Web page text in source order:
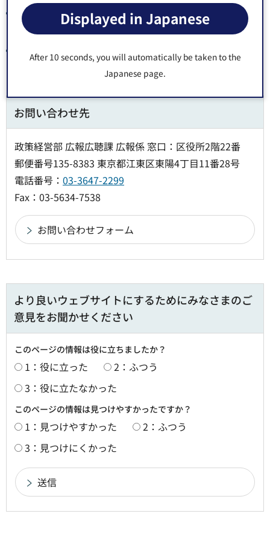
Displayed in Japanese
After 10 seconds, you will automatically be taken to the
Japanese page.
声の広報 平成30年12月11日号（8面）
（MP3:2,340KB）（別ウィンドウで開きます）
声の広報 平成30年12月11日号（1-8面）
（MP3:33,860KB）（別ウィンドウで開きます）
お問い合わせ先
政策経営部 広報広聴課 広報係 窓口：区役所2階22番
郵便番号135-8383 東京都江東区東陽4丁目11番28号
電話番号： 03-3647-2299
Fax：03-5634-7538
より良いウェブサイトにするためにみなさまのご
意見をお聞かせください
このページの情報は役に立ちましたか？
1：役に立った
2：ふつう
3：役に立たなかった
このページの情報は見つけやすかったですか？
1：見つけやすかった
2：ふつう
3：見つけにくかった